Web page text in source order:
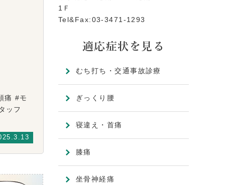
痛 #モ
ッフ
1Ｆ
Tel&Fax:03-3471-1293
適応症状を見る
むち打ち・交通事故診療
ぎっくり腰
寝違え・首痛
膝痛
坐骨神経痛